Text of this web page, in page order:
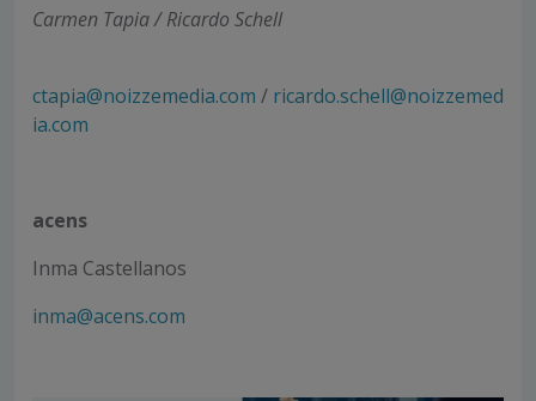
Carmen Tapia / Ricardo Schell
ctapia@noizzemedia.com / ricardo.schell@noizzemed
ia.com
acens
Inma Castellanos
inma@acens.com